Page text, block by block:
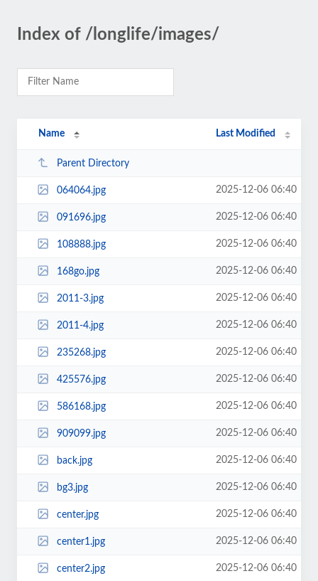
Index of /longlife/images/
Name Last Modified
Parent Directory
064064.jpg 2025-12-06 06:40
091696.jpg 2025-12-06 06:40
108888.jpg 2025-12-06 06:40
168go.jpg 2025-12-06 06:40
2011-3.jpg 2025-12-06 06:40
2011-4.jpg 2025-12-06 06:40
235268.jpg 2025-12-06 06:40
425576.jpg 2025-12-06 06:40
586168.jpg 2025-12-06 06:40
909099.jpg 2025-12-06 06:40
back.jpg 2025-12-06 06:40
bg3.jpg 2025-12-06 06:40
center.jpg 2025-12-06 06:40
center1.jpg 2025-12-06 06:40
center2.jpg 2025-12-06 06:40